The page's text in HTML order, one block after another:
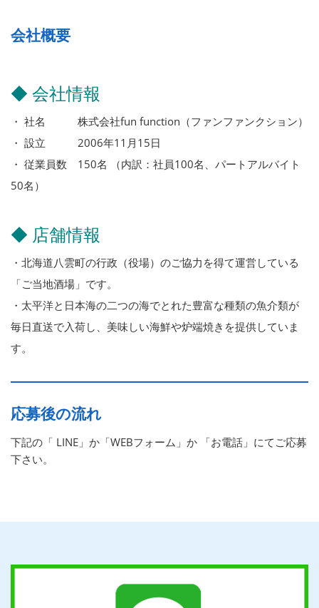
会社概要
◆ 会社情報
・ 社名 株式会社fun function（ファンファンクション）
・ 設立 2006年11月15日
・ 従業員数 150名 （内訳：社員100名、パートアルバイト
50名）
◆ 店舗情報
・北海道八雲町の行政（役場）のご協力を得て運営している
「ご当地酒場」です。
・太平洋と日本海の二つの海でとれた豊富な種類の魚介類が
毎日直送で入荷し、美味しい海鮮や炉端焼きを提供していま
す。
応募後の流れ
下記の「 LINE」か「WEBフォーム」か 「お電話」にてご応募
下さい。